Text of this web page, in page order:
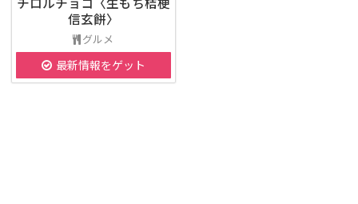
信玄餅〉
グルメ
最新情報をゲット